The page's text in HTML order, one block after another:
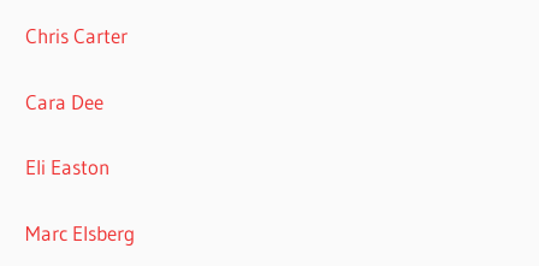
Chris Carter
Cara Dee
Eli Easton
Marc Elsberg